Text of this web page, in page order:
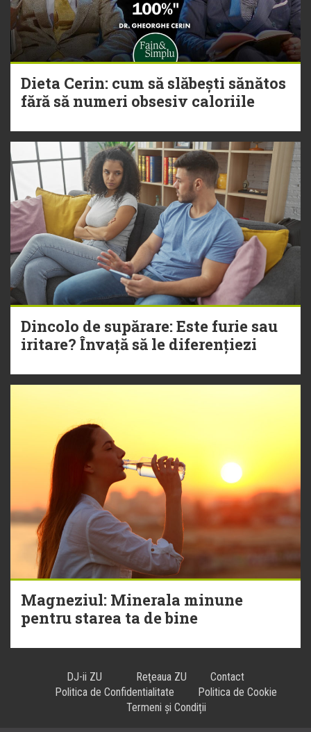
Dieta Cerin: cum să slăbești sănătos
fără să numeri obsesiv caloriile
Dincolo de supărare: Este furie sau
iritare? Învață să le diferențiezi
Magneziul: Minerala minune
pentru starea ta de bine
DJ-ii ZU Reţeaua ZU
Contact
Politica de Confidentialitate
Politica de Cookie
Termeni și Condiții